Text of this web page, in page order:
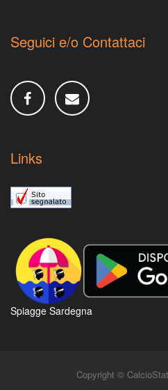
Seguici e/o Contattaci
Links
Spiagge Sardegna
Copyright ©